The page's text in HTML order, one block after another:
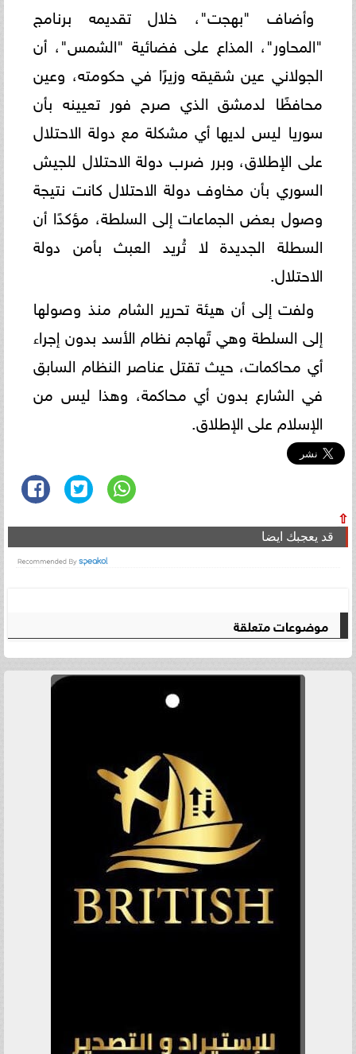
وأضاف "بهجت"، خلال تقديمه برنامج
"المحاور"، المذاع على فضائية "الشمس"، أن
الجولاني عين شقيقه وزيرًا في حكومته، وعين
محافظًا لدمشق الذي صرح فور تعيينه بأن
سوريا ليس لديها أي مشكلة مع دولة الاحتلال
على الإطلاق، وبرر ضرب دولة الاحتلال للجيش
السوري بأن مخاوف دولة الاحتلال كانت نتيجة
وصول بعض الجماعات إلى السلطة، مؤكدًا أن
السطلة الجديدة لا تُريد العبث بأمن دولة
الاحتلال.
ولفت إلى أن هيئة تحرير الشام منذ وصولها
إلى السلطة وهي تًهاجم نظام الأسد بدون إجراء
أي محاكمات، حيث تقتل عناصر النظام السابق
في الشارع بدون أي محاكمة، وهذا ليس من
الإسلام على الإطلاق.
⇧
قد يعجبك ايضا
موضوعات متعلقة